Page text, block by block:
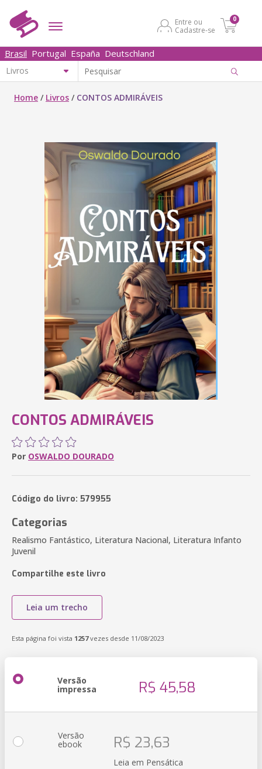
Entre ou
Cadastre-se
0
Brasil Portugal España Deutschland
Home / Livros / CONTOS ADMIRÁVEIS
CONTOS ADMIRÁVEIS
Por OSWALDO DOURADO
Código do livro: 579955
Categorias
Realismo Fantástico, Literatura Nacional, Literatura Infanto
Juvenil
Compartilhe este livro
Leia um trecho
Esta página foi vista 1257vezes desde 11/08/2023
Versão
impressa R$ 45,58
Versão
ebook R$ 23,63
Leia em Pensática